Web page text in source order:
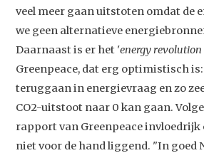
veel meer gaan uitstoten omdat de
we geen alternatieve
Daarnaast is er het 'energy revolution
Greenpeace, dat erg optimistisch
teruggaan in energievraag en zo
CO2-uitstoot naar 0 kan gaan.
rapport van Greenpeace
niet voor de hand liggend. "In goed